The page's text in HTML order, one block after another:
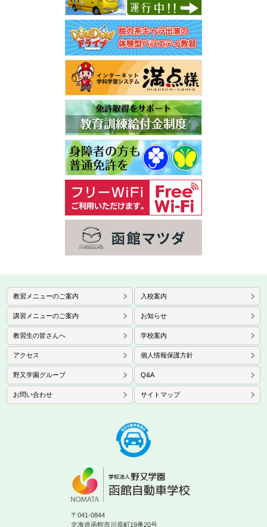
教習メニューのご案内 入校案内
講習メニューのご案内 お知らせ
教習生の皆さんへ 学校案内
アクセス 個人情報保護方針
野又学園グループ Q&A
お問い合わせ サイトマップ
〒041-0844
北海道函館市川原町19番20号